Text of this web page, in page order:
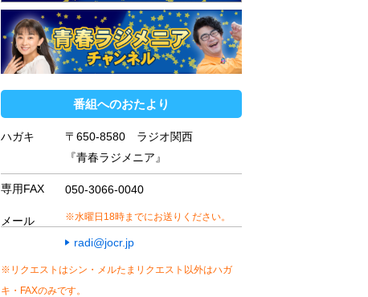
番組へのおたより
ハガキ
〒650-8580 ラジオ関西
『青春ラジメニア』
専用FAX 050-3066-0040
※水曜日18時までにお送りください。
メール
radi@jocr.jp
※リクエストはシン・メルたまリクエスト以外はハガ
キ・FAXのみです。